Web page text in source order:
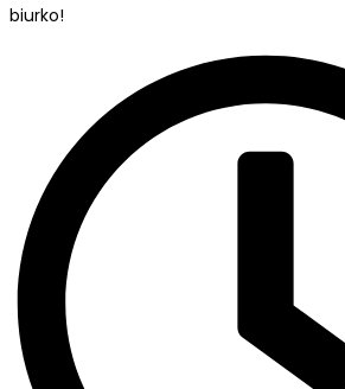
biurko!